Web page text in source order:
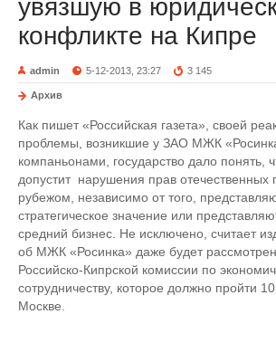
увязшую в
конфликте на Кипре
admin 5-12-2013, 23:27 3 145
Архив
Как пишет «Российская газета», своей
проблемы, возникшие у ЗАО МЖК
компаньонами, государство дало понять,
допустит нарушения прав отечественных
рубежом, независимо от того,
стратегическое значение или
средний бизнес. Не исключено, считает
об МЖК «Росинка» даже будет
Российско-Кипрской комиссии по
сотрудничеству, которое должно пройти
Москве.